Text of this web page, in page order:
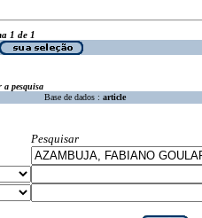
1 de 1
a pesquisa
Base de dados : article
Pesquisar